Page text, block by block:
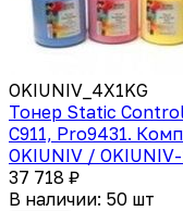
OKIUNIV_4X1KG
Тонер Static
C911, Pro9431.
OKIUNIV /
37 718 ₽
В наличии: 50 шт